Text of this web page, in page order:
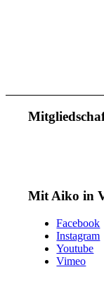
Mit Aiko in
Facebook
Instagram
Youtube
Vimeo